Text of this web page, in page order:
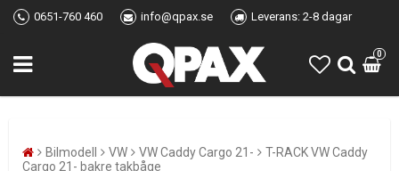
0651-760 460 info@qpax.se Leverans: 2-8 dagar
0
Bilmodell VW VW Caddy Cargo 21-
T-RACK VW Caddy
Cargo 21- bakre takbåge